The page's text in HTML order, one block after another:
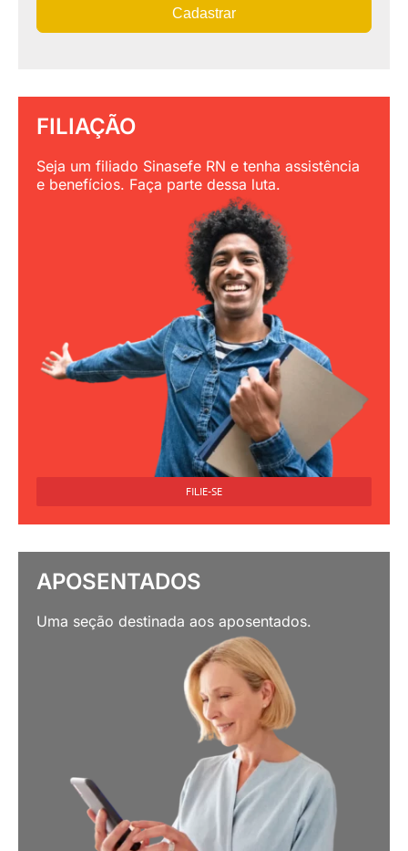
Cadastrar
FILIAÇÃO
Seja um filiado Sinasefe RN e tenha assistência
e benefícios. Faça parte dessa luta.
FILIE-SE
APOSENTADOS
Uma seção destinada aos aposentados.